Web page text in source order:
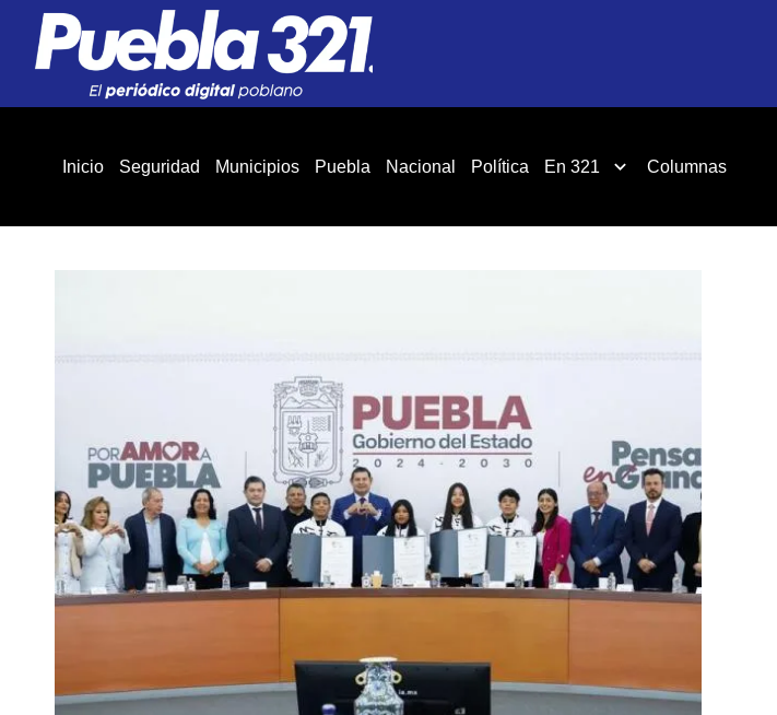
Inicio Seguridad Municipios Puebla Nacional Política En 321 Columnas